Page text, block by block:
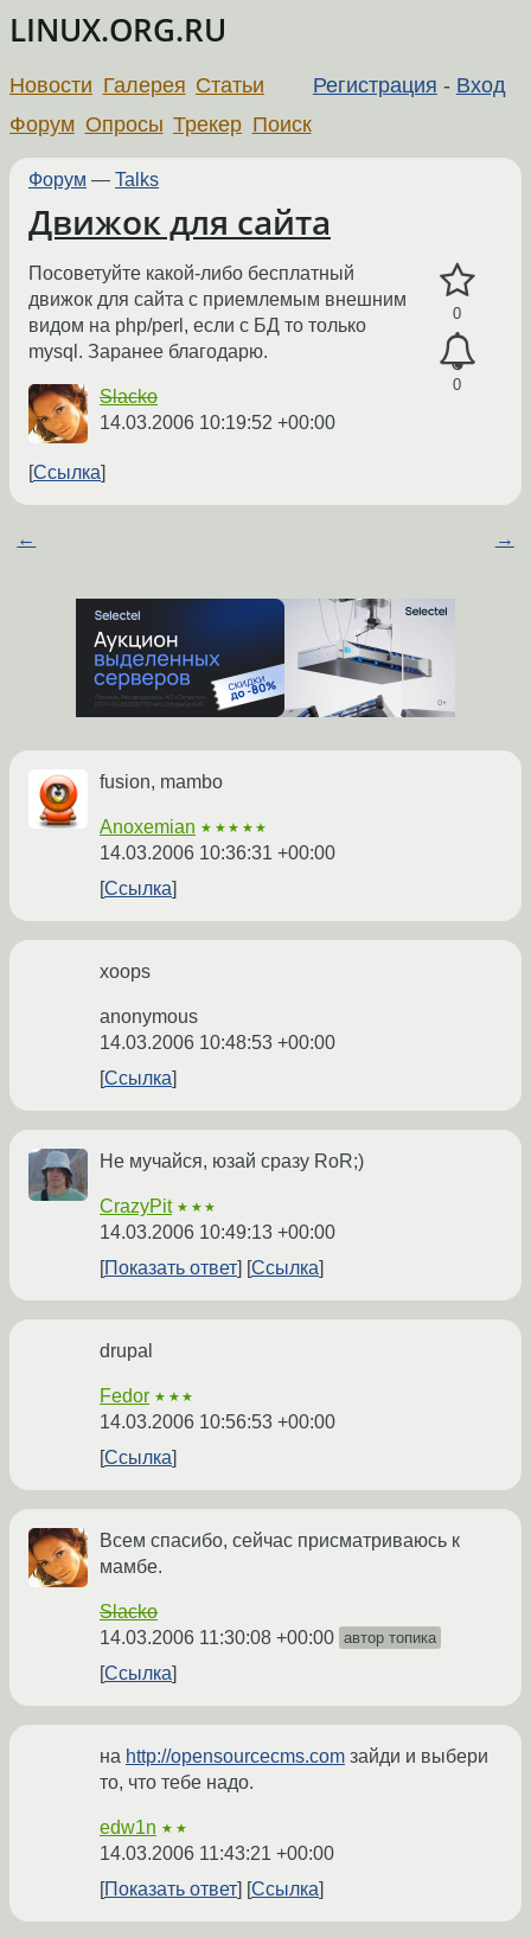
LINUX.ORG.RU
Регистрация - Вход
Новости Галерея Статьи
Форум Опросы Трекер Поиск
Форум — Talks
Движок для сайта
0
0
Посоветуйте какой-либо бесплатный
движок для сайта с приемлемым внешним
видом на php/perl, если с БД то только
mysql. Заранее благодарю.
Slacko
14.03.2006 10:19:52 +00:00
Ссылка
← →
fusion, mambo
Anoxemian ★★★★★
14.03.2006 10:36:31 +00:00
Ссылка
xoops
anonymous
14.03.2006 10:48:53 +00:00
Ссылка
Не мучайся, юзай сразу RoR;)
CrazyPit ★★★
14.03.2006 10:49:13 +00:00
Показать ответ
Ссылка
drupal
Fedor ★★★
14.03.2006 10:56:53 +00:00
Ссылка
Всем спасибо, сейчас присматриваюсь к
мамбе.
Slacko
14.03.2006 11:30:08 +00:00 автор топика
Ссылка
на http://opensourcecms.com зайди и выбери
то, что тебе надо.
edw1n ★★
14.03.2006 11:43:21 +00:00
Показать ответ
Ссылка